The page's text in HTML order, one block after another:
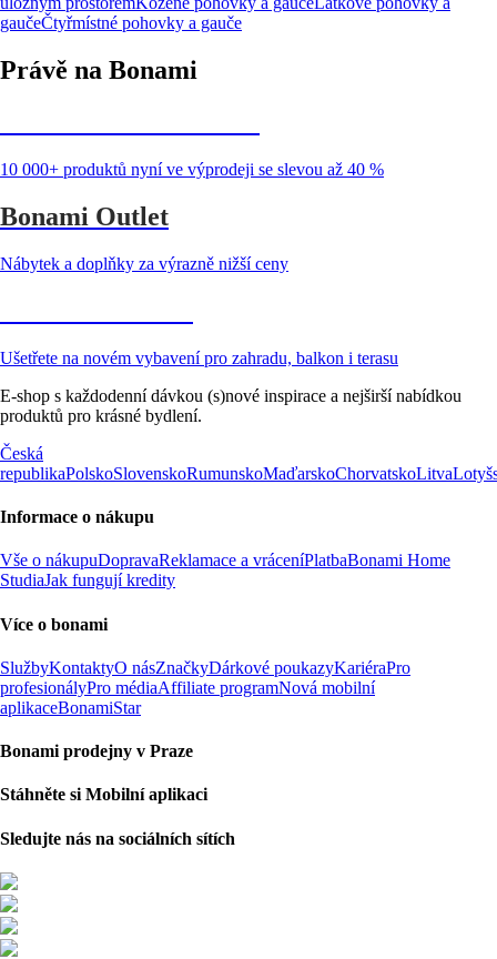
gaučeČtyřmístné pohovky a gauče
Právě na Bonami
10 000+ produktů nyní ve výprodeji se slevou až 40 %
Bonami Outlet
Nábytek a doplňky za výrazně nižší ceny
Ušetřete na novém vybavení pro zahradu, balkon i terasu
E-shop s každodenní dávkou (s)nové inspirace a nejširší nabídkou
produktů pro krásné bydlení.
Česká
republikaPolskoSlovenskoRumunskoMaďarskoChorvatskoLitva
Informace o nákupu
Vše o nákupuDopravaReklamace a vráceníPlatbaBonami Home
StudiaJak fungují kredity
Více o bonami
SlužbyKontaktyO násZnačkyDárkové poukazyKariéraPro
profesionályPro médiaAffiliate programNová mobilní
aplikaceBonamiStar
Bonami prodejny v Praze
Stáhněte si Mobilní aplikaci
Sledujte nás na sociálních sítích